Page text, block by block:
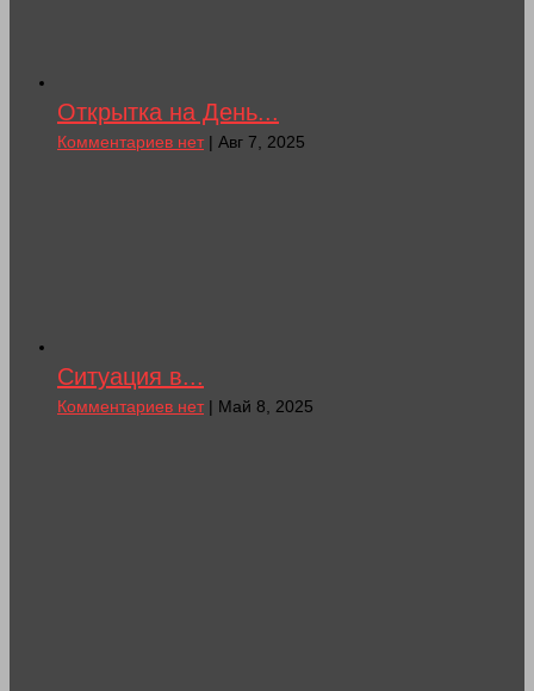
Открытка на День...
Комментариев нет| Авг 7, 2025
Ситуация в...
Комментариев нет| Май 8, 2025